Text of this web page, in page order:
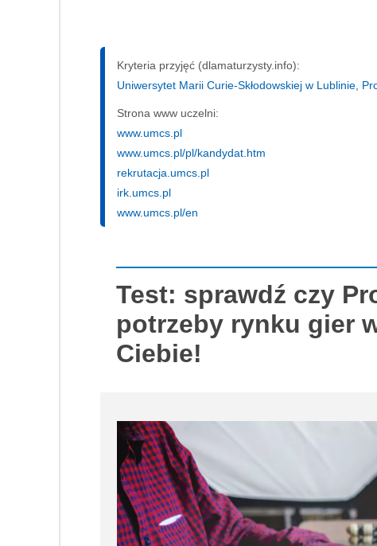
Kryteria przyjęć (dlamaturzysty.info):
Uniwersytet Marii Curie-Skłodowskiej w Lublinie,
Strona www uczelni:
www.umcs.pl
www.umcs.pl/pl/kandydat.htm
rekrutacja.umcs.pl
irk.umcs.pl
www.umcs.pl/en
Test: sprawdź czy
potrzeby rynku gier
Ciebie!